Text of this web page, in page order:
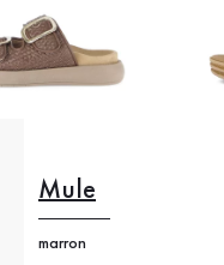
Mule
marron